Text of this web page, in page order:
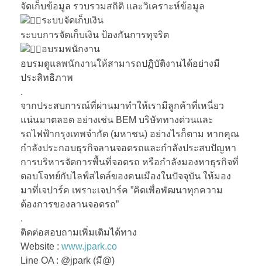
จัดเก็บข้อมูล รวบรวมสถิติ และวิเคราะห์ข้อมูล
ระบบจัดเก็บเงิน
ระบบการจัดเก็บเงิน ป้องกันการทุจริต
อบรมพนักงาน
อบรมดูแลพนักงานให้สามารถปฏิบัติงานได้อย่างมี
ประสิทธิภาพ
.
จากประสบการณ์ที่ผ่านมาทำให้เรามีลูกค้าที่เหนี่ยว
แน่นมาตลอด อย่างเช่น BEM บริษัททางด่วนและ
รถไฟฟ้ากรุงเทพจำกัด (มหาชน) อย่างไรก็ตาม หากคุณ
กำลังประกอบธุรกิจลานจอดรถและกำลังประสบปัญหา
การบริหารจัดการพื้นที่จอดรถ หรือกำลังมองหาธุรกิจที่
ตอบโจทย์กับไลฟ์สไตล์ของคนเมืองในปัจจุบัน ให้มอง
มาที่เจปาร์ค เพราะเจปาร์ค ”คิดเพื่อพัฒนาทุกความ
ต้องการของลานจอดรถ”
.
ติดต่อสอบถามเพิ่มเติมได้ทาง
Website : www.jpark.co
Line OA : @jpark (มี@)